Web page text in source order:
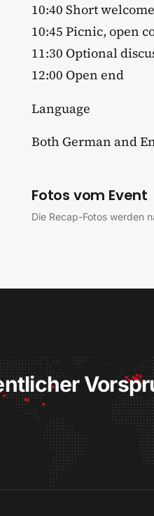
10:40 Short
10:45 Picnic, open
11:30 Optional
12:00 Open end
​Language
​Both German and
Fotos vom Event
Die Recap-Fotos werden